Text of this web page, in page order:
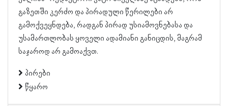
გაზეთში კერძო და პირადული წერილები არ
გამოქვეყნდება, რადგან პირად უსიამოვნებასა და
უსამართლობას ყოველი ადამიანი განიცდის, მაგრამ
საჯაროდ არ გამოაქვთ.
პირები
წყარო